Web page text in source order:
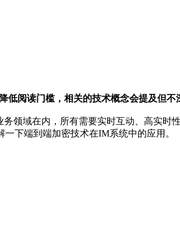
阅读门槛，相关的技术概念会提及但不
领域在内，所有需要实时互动、高实时
下端到端加密技术在IM系统中的应用。